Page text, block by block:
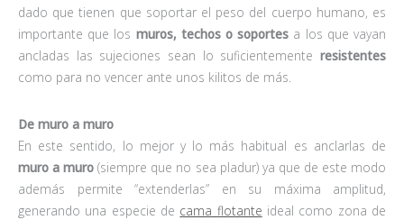
dado que tienen que soportar el peso del cuerpo humano, es
importante que los muros, techos o soportes a los que vayan
ancladas las sujeciones sean lo suficientemente resistentes
como para no vencer ante unos kilitos de más.
De muro a muro
En este sentido, lo mejor y lo más habitual es anclarlas de
muro a muro (siempre que no sea pladur) ya que de este modo
además permite “extenderlas” en su máxima amplitud,
generando una especie de cama flotante ideal como zona de